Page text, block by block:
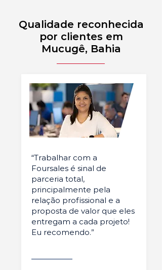
Qualidade reconhecida
por clientes em
Mucugê, Bahia
“Trabalhar com a
Foursales é sinal de
parceria total,
principalmente pela
relação profissional e a
proposta de valor que eles
entregam a cada projeto!
Eu recomendo.”